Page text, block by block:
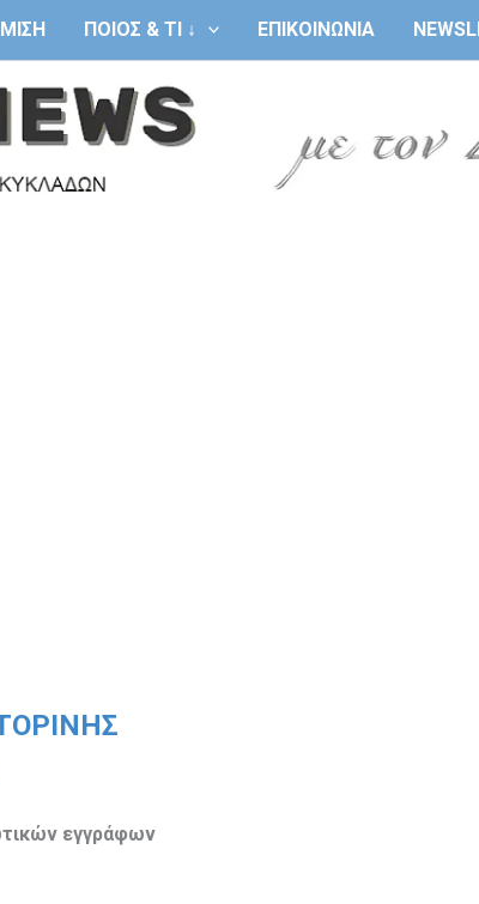
ΠΟΙΟΣ & ΤΙ ↓ ΕΠΙΚΟΙΝΩΝΙΑ
εγγράφων